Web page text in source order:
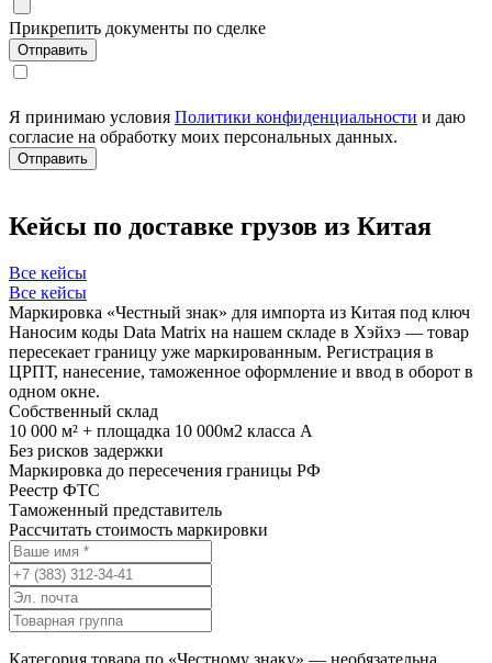
Прикрепить документы по сделке
Я принимаю условия Политики конфиденциальности и даю
согласие на обработку моих персональных данных.
Кейсы по доставке грузов из Китая
Все кейсы
Все кейсы
Маркировка «Честный знак» для импорта из Китая под ключ
Наносим коды Data Matrix на нашем складе в Хэйхэ — товар
пересекает границу уже маркированным. Регистрация в
ЦРПТ, нанесение, таможенное оформление и ввод в оборот в
одном окне.
Собственный склад
10 000 м² + площадка 10 000м2 класса А
Без рисков задержки
Маркировка до пересечения границы РФ
Реестр ФТС
Таможенный представитель
Рассчитать стоимость маркировки
Категория товара по «Честному знаку» — необязательна.